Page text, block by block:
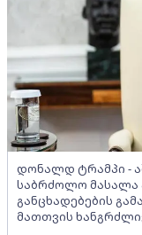
დონალდ ტრამპი -
საბრძოლო მასალა
განცხადებების
მათთვის